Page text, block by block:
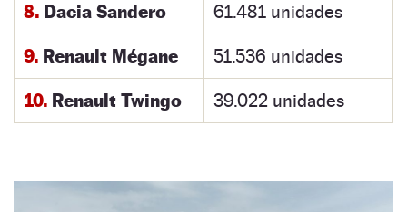
8. Dacia Sandero 61.481 unidades
9. Renault Mégane 51.536 unidades
10. Renault Twingo 39.022 unidades